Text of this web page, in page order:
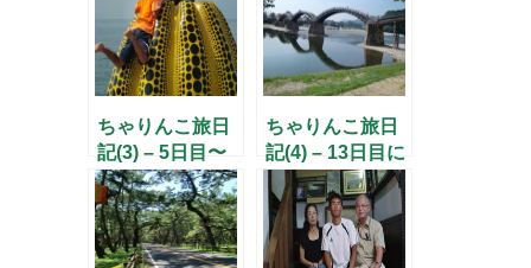
ちゃりんこ旅日
記(3) – 5日目〜
11日目まで –
ちゃりんこ旅日
記(4) – 13日目に
九州へ上陸 –